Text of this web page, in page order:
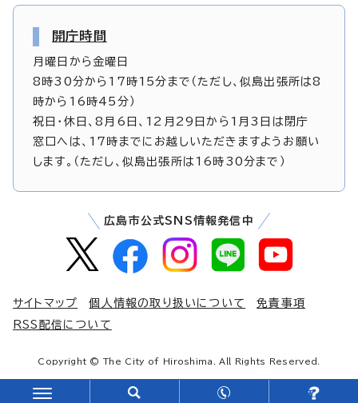
開庁時間
月曜日から金曜日
8時30分から17時15分まで（ただし、似島出張所は8
時から16時45分）
祝日・休日、8月6日、12月29日から1月3日は閉庁
窓口へは、17時までにお越しいただきますようお願い
します。（ただし、似島出張所は16時30分まで）
広島市公式SNS情報発信中
サイトマップ 個人情報の取り扱いについて
免責事項
RSS配信について
Copyright © The City of Hiroshima. All Rights Reserved.